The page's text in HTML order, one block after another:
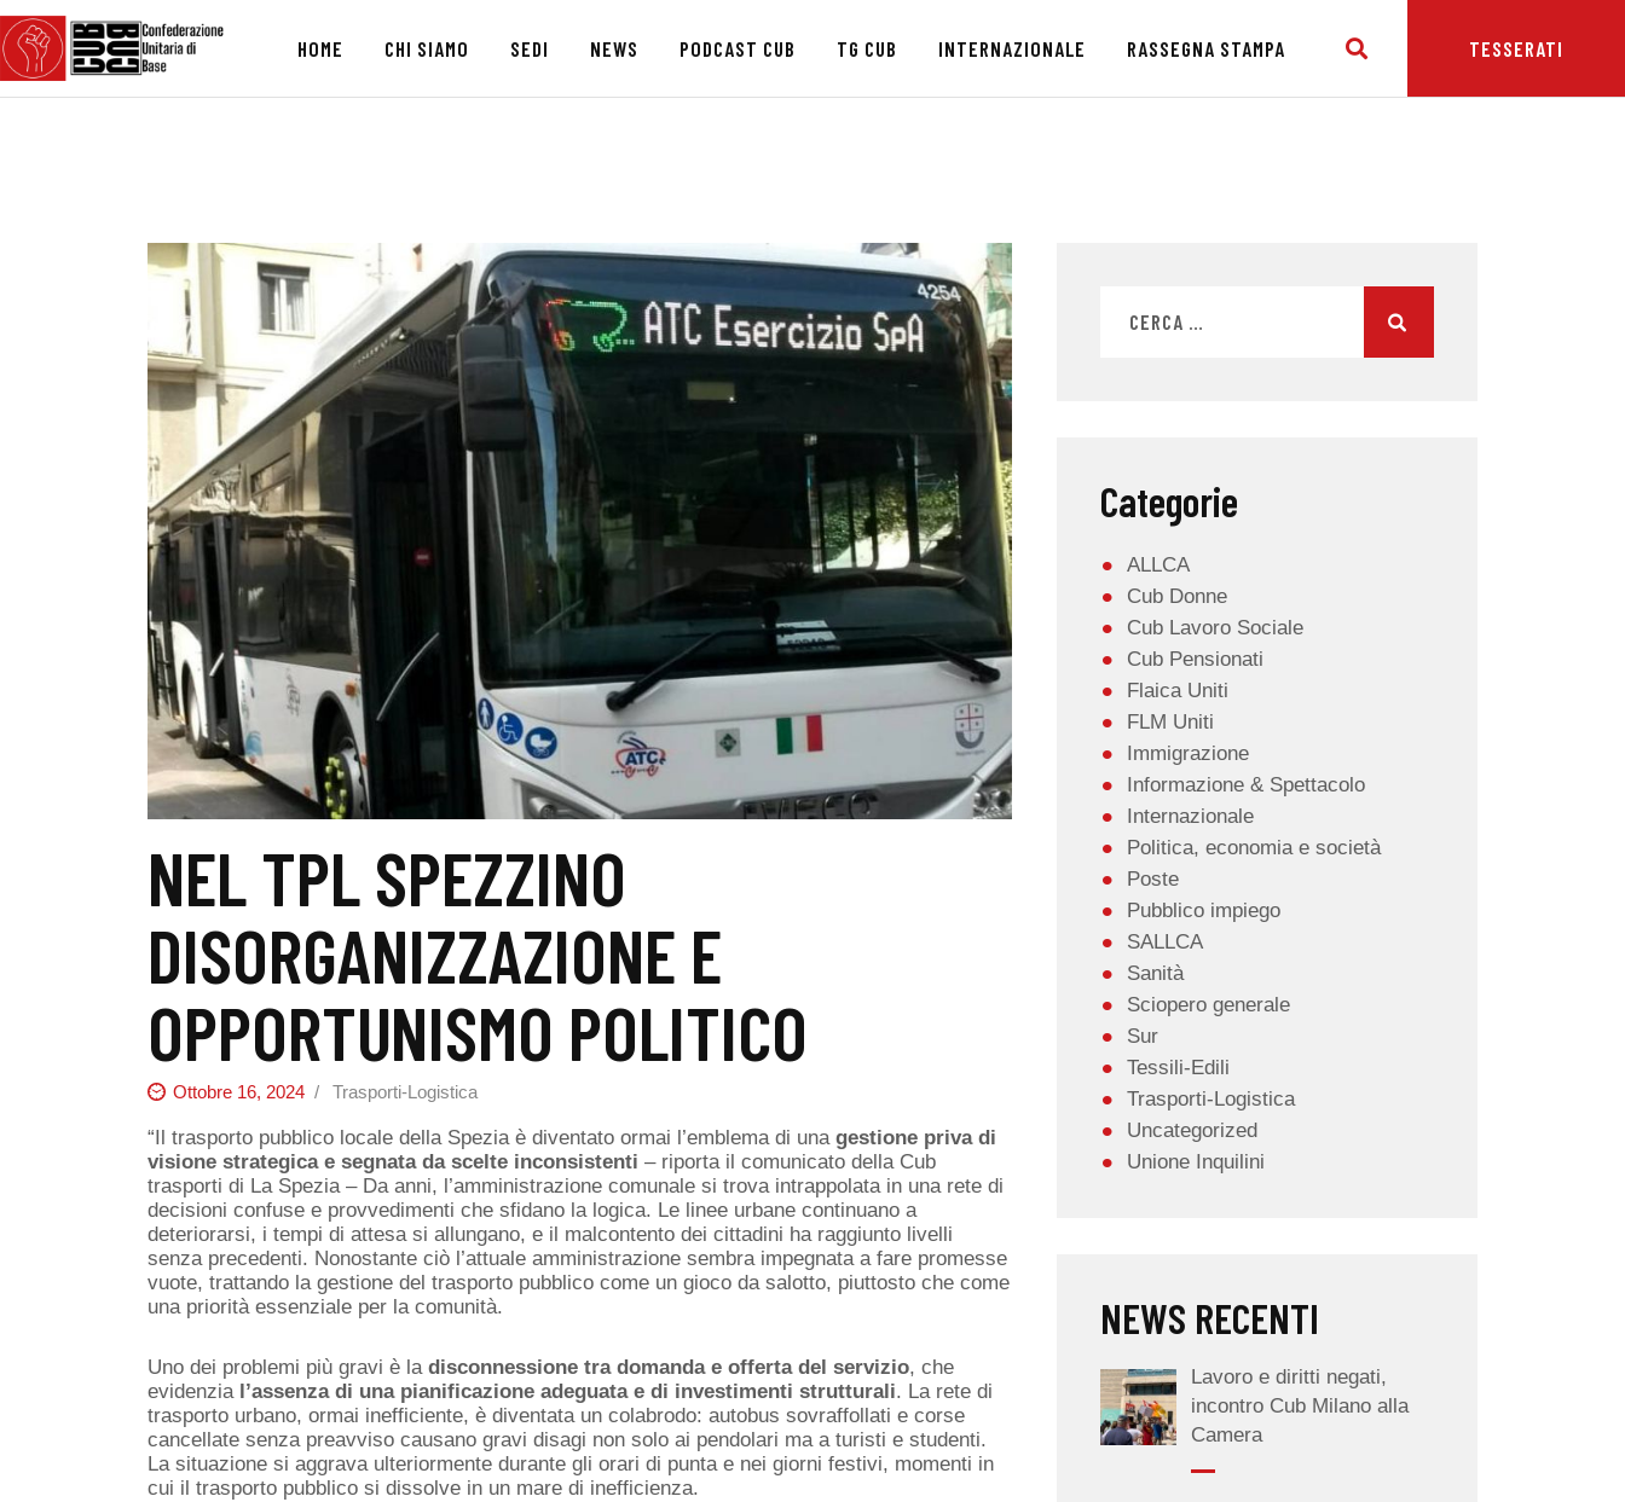
HOME CHI SIAMO SEDI NEWS PODCAST CUB TG CUB INTERNAZIONALE RASSEGNA STAMPA TESSERATI
HOME
CHI SIAMO
NEWS
PODCAST CUB
TG CUB
INTERNAZIONALE
RASSEGNA STAMPA
NEL TPL SPEZZINO
DISORGANIZZAZIONE E
OPPORTUNISMO POLITICO
Ottobre 16, 2024 Trasporti-Logistica
“Il trasporto pubblico locale della Spezia è diventato ormai l’emblema di una gestione priva di
visione strategica e segnata da scelte inconsistenti – riporta il comunicato della Cub
trasporti di La Spezia – Da anni, l’amministrazione comunale si trova intrappolata in una rete di
decisioni confuse e provvedimenti che sfidano la logica. Le linee urbane continuano a
deteriorarsi, i tempi di attesa si allungano, e il malcontento dei cittadini ha raggiunto livelli
senza precedenti. Nonostante ciò l’attuale amministrazione sembra impegnata a fare promesse
vuote, trattando la gestione del trasporto pubblico come un gioco da salotto, piuttosto che come
una priorità essenziale per la comunità.
Uno dei problemi più gravi è la disconnessione tra domanda e offerta del servizio, che
evidenzia l’assenza di una pianificazione adeguata e di investimenti strutturali. La rete di
trasporto urbano, ormai inefficiente, è diventata un colabrodo: autobus sovraffollati e corse
cancellate senza preavviso causano gravi disagi non solo ai pendolari ma a turisti e studenti.
La situazione si aggrava ulteriormente durante gli orari di punta e nei giorni festivi, momenti in
cui il trasporto pubblico si dissolve in un mare di inefficienza.
Categorie
ALLCA
Cub Donne
Cub Lavoro Sociale
Cub Pensionati
Flaica Uniti
FLM Uniti
Immigrazione
Informazione & Spettacolo
Internazionale
Politica, economia e società
Poste
Pubblico impiego
SALLCA
Sanità
Sciopero generale
Sur
Tessili-Edili
Trasporti-Logistica
Uncategorized
Unione Inquilini
NEWS RECENTI
Lavoro e diritti negati,
incontro Cub Milano alla
Camera